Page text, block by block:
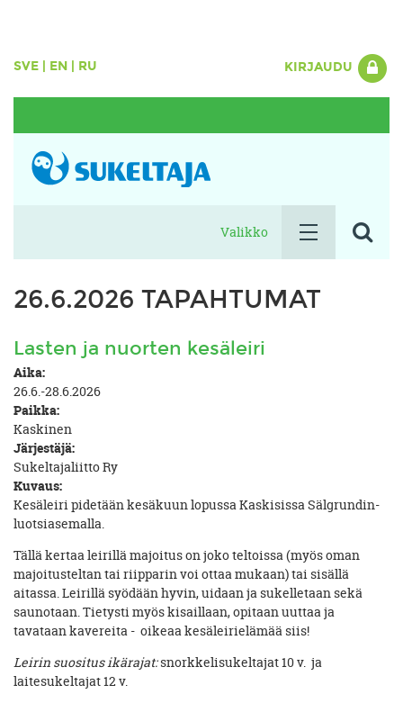
SVE EN RU KIRJAUDU
Valikko
26.6.2026 TAPAHTUMAT
Lasten ja nuorten kesäleiri
Aika:
26.6.-28.6.2026
Paikka:
Kaskinen
Järjestäjä:
Sukeltajaliitto Ry
Kuvaus:
Kesäleiri pidetään kesäkuun lopussa Kaskisissa Sälgrundin-
luotsiasemalla.
Tällä kertaa leirillä majoitus on joko teltoissa (myös oman
majoitusteltan tai riipparin voi ottaa mukaan) tai sisällä
aitassa. Leirillä syödään hyvin, uidaan ja sukelletaan sekä
saunotaan. Tietysti myös kisaillaan, opitaan uuttaa ja
tavataan kavereita - oikeaa kesäleirielämää siis!
Leirin suositus ikärajat:snorkkelisukeltajat 10 v. ja
laitesukeltajat 12 v.